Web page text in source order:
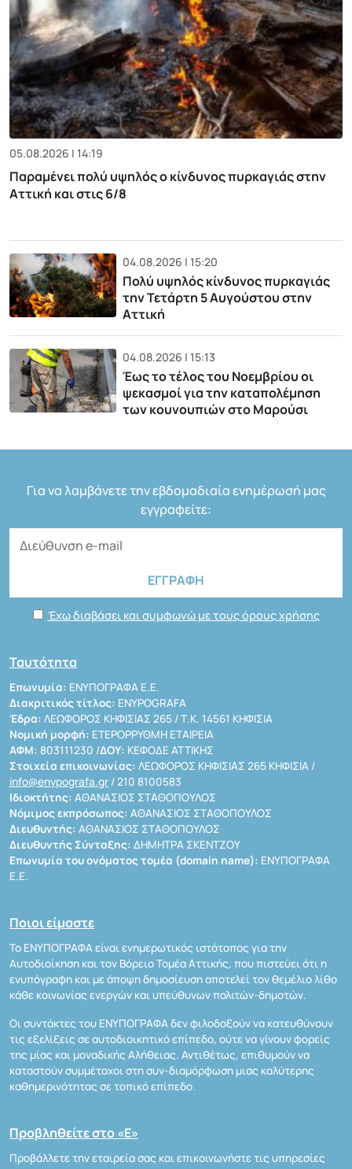
05.08.2026 | 14:19
Παραμένει πολύ υψηλός ο κίνδυνος πυρκαγιάς στην
Αττική και στις 6/8
04.08.2026 | 15:20
Πολύ υψηλός κίνδυνος πυρκαγιάς
την Τετάρτη 5 Αυγούστου στην
Αττική
04.08.2026 | 15:13
Έως το τέλος του Νοεμβρίου οι
ψεκασμοί για την καταπολέμηση
των κουνουπιών στο Μαρούσι
Για να λαμβάνετε την εβδομαδιαία ενημέρωσή μας
εγγραφείτε:
Έχω διαβάσει και συμφωνώ με τους όρους χρήσης
Ταυτότητα
Επωνυμία: ΕΝΥΠΟΓΡΑΦΑ Ε.Ε.
Διακριτικός τίτλος: ENYPOGRAFA
Έδρα: ΛΕΩΦΟΡΟΣ ΚΗΦΙΣΙΑΣ 265 / Τ.Κ. 14561 ΚΗΦΙΣΙΑ
Νομική μορφή: ΕΤΕΡΟΡΡΥΘΜΗ ΕΤΑΙΡΕΙΑ
ΑΦΜ: 803111230 /ΔΟΥ: ΚΕΦΟΔΕ ΑΤΤΙΚΗΣ
Στοιχεία επικοινωνίας: ΛΕΩΦΟΡΟΣ ΚΗΦΙΣΙΑΣ 265 ΚΗΦΙΣΙΑ /
info@enypografa.gr / 210 8100583
Ιδιοκτήτης: ΑΘΑΝΑΣΙΟΣ ΣΤΑΘΟΠΟΥΛΟΣ
Νόμιμος εκπρόσωπος: ΑΘΑΝΑΣΙΟΣ ΣΤΑΘΟΠΟΥΛΟΣ
Διευθυντής: ΑΘΑΝΑΣΙΟΣ ΣΤΑΘΟΠΟΥΛΟΣ
Διευθυντής Σύνταξης: ΔΗΜΗΤΡΑ ΣΚΕΝΤΖΟΥ
Επωνυμία του ονόματος τομέα (domain name): ΕΝΥΠΟΓΡΑΦΑ
Ε.Ε.
Ποιοι είμαστε
Το ΕΝΥΠΟΓΡΑΦΑ είναι ενημερωτικός ιστότοπος για την
Αυτοδιοίκηση και τον Βόρειο Τομέα Αττικής, που πιστεύει ότι η
ενυπόγραφη και με άποψη δημοσίευση αποτελεί τον θεμέλιο λίθο
κάθε κοινωνίας ενεργών και υπεύθυνων πολιτών-δημοτών.
Οι συντάκτες του ΕΝΥΠΟΓΡΑΦΑ δεν φιλοδοξούν να κατευθύνουν
τις εξελίξεις σε αυτοδιοικητικό επίπεδο, ούτε να γίνουν φορείς
της μίας και μοναδικής Αλήθειας. Αντιθέτως, επιθυμούν να
καταστούν συμμέτοχοι στη συν-διαμόρφωση μιας καλύτερης
καθημερινότητας σε τοπικό επίπεδο.
Προβληθείτε στο «Ε»
Προβάλλετε την εταιρεία σας και επικοινωνήστε τις υπηρεσίες